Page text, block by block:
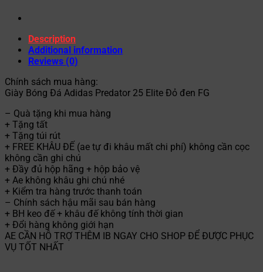
Description
Additional information
Reviews (0)
Chính sách mua hàng:
Giày Bóng Đá Adidas Predator 25 Elite Đỏ đen FG
– Quà tặng khi mua hàng
+ Tặng tất
+ Tặng túi rút
+ FREE KHÂU ĐẾ (ae tự đi khâu mất chi phí) không cần cọc
không cần ghi chú
+ Đầy đủ hộp hãng + hộp bảo vệ
+ Ae không khâu ghi chú nhé
+ Kiểm tra hàng trước thanh toán
– Chính sách hậu mãi sau bán hàng
+ BH keo đế + khâu đế không tính thời gian
+ Đổi hàng không giới hạn
AE CẦN HỖ TRỢ THÊM IB NGAY CHO SHOP ĐỂ ĐƯỢC PHỤC
VỤ TỐT NHẤT